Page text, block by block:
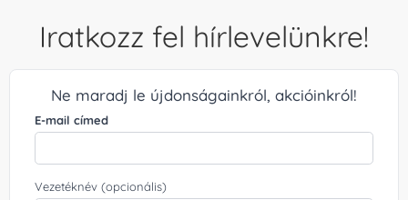
Iratkozz fel hírlevelünkre!
Ne maradj le újdonságainkról, akcióinkról!
E-mail címed
Vezetéknév (opcionális)